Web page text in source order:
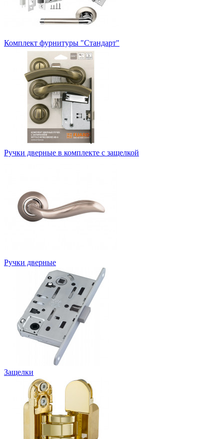
Комплект фурнитуры "Стандарт"
Ручки дверные в комплекте с защелкой
Ручки дверные
Защелки